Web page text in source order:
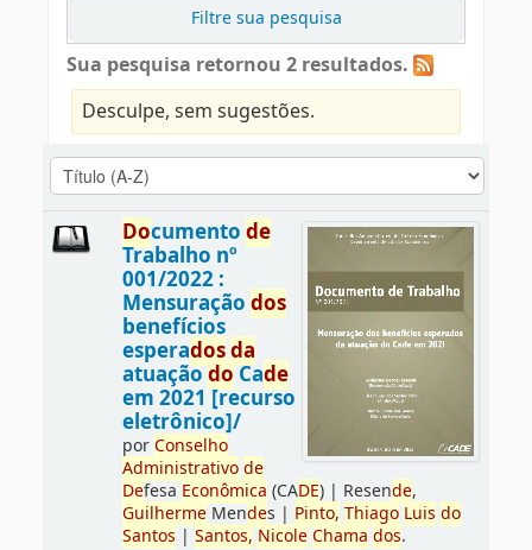
Filtre sua pesquisa
Sua pesquisa retornou 2 resultados.
Desculpe, sem sugestões.
Documento de
Trabalho nº
001/2022 :
Mensuração dos
benefícios
esperadosda
atuaçãodoCade
em 2021 [recurso
eletrônico]/
porConselho
Administrativo de
Defesa Econômica (CADE)| Resende,
GuilhermeMendes | Pinto, Thiago Luis do
Santos | Santos, Nicole Chama dos.